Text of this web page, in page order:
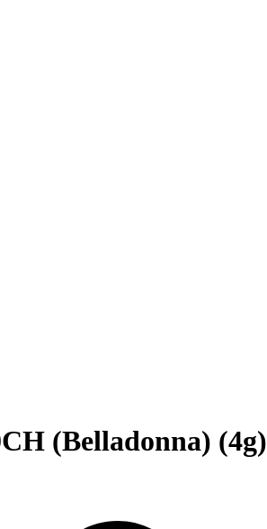
(Belladonna) (4g)